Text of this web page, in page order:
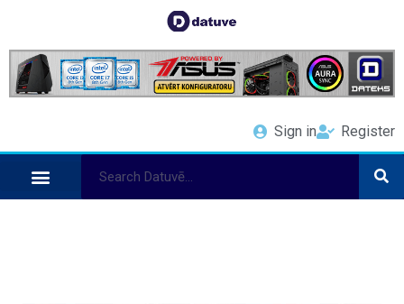
Sign in Register